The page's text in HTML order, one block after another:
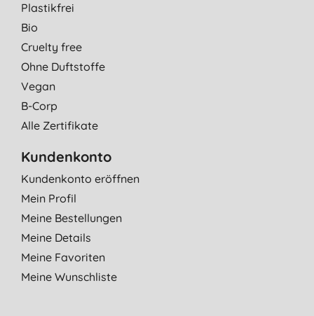
Plastikfrei
Bio
Cruelty free
Ohne Duftstoffe
Vegan
B-Corp
Alle Zertifikate
Kundenkonto
Kundenkonto eröffnen
Mein Profil
Meine Bestellungen
Meine Details
Meine Favoriten
Meine Wunschliste